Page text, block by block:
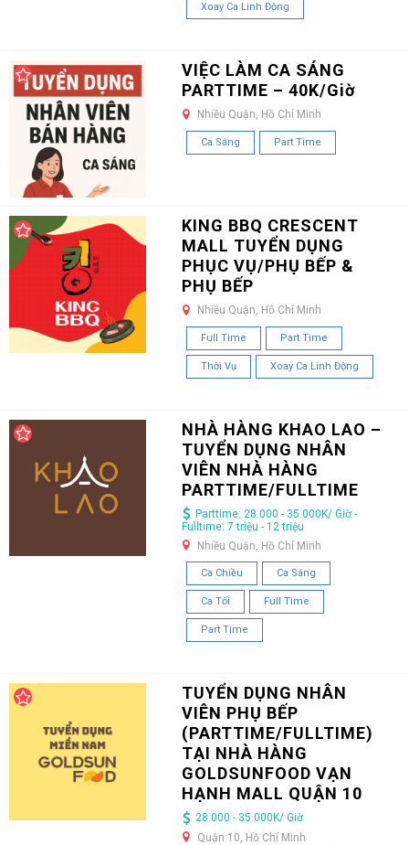
Xoay Ca Linh Động
VIỆC LÀM CA SÁNG
PARTTIME – 40K/Giờ
Nhiều Quận, Hồ Chí Minh
Ca Sáng Part Time
KING BBQ CRESCENT
MALL TUYỂN DỤNG
PHỤC VỤ/PHỤ BẾP &
PHỤ BẾP
Nhiều Quận, Hồ Chí Minh
Full Time Part Time
Thời Vụ Xoay Ca Linh Động
NHÀ HÀNG KHAO LAO –
TUYỂN DỤNG NHÂN
VIÊN NHÀ HÀNG
PARTTIME/FULLTIME
Parttime: 28.000 - 35.000K/ Giờ -
Fulltime: 7 triệu - 12 triệu
Nhiều Quận, Hồ Chí Minh
Ca Chiều Ca Sáng
Ca Tối Full Time
Part Time
TUYỂN DỤNG NHÂN
VIÊN PHỤ BẾP
(PARTTIME/FULLTIME)
TẠI NHÀ HÀNG
GOLDSUNFOOD VẠN
HẠNH MALL QUẬN 10
28.000 - 35.000K/ Giờ
Quận 10, Hồ Chí Minh